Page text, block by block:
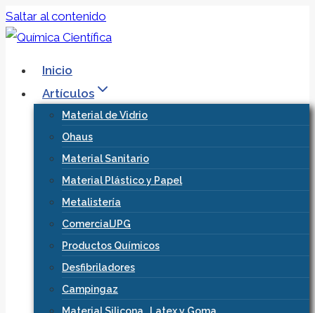
Saltar al contenido
Inicio
Artículos
Material de Vidrio
Ohaus
Material Sanitario
Material Plástico y Papel
Metalistería
ComercialJPG
Productos Químicos
Desfibriladores
Campingaz